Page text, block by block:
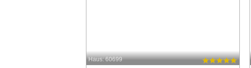
Haus: 60699